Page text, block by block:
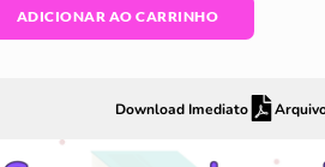
ADICIONAR AO CARRINHO
Download Imediato